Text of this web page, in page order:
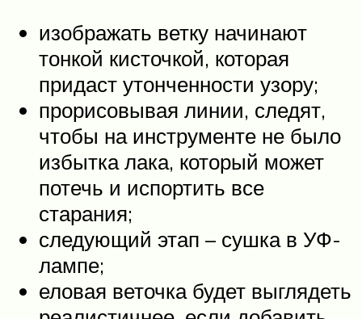
изображать ветку начинают
тонкой кисточкой, которая
придаст утонченности узору;
прорисовывая линии, следят,
чтобы на инструменте не было
избытка лака, который может
потечь и испортить все
старания;
следующий этап – сушка в УФ-
лампе;
еловая веточка будет выглядеть